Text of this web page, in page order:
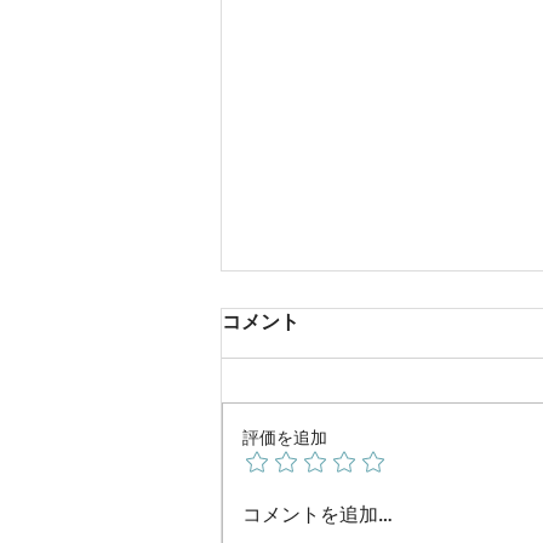
W杯は残念でした
コメント
評価を追加
コメントを追加…